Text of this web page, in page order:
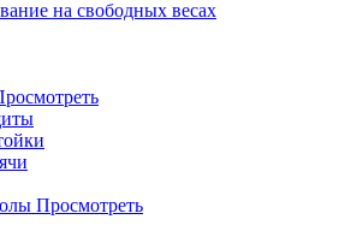
на свободных весах
Просмотреть